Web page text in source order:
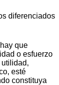
diferenciados
que
o esfuerzo
esté
constituya